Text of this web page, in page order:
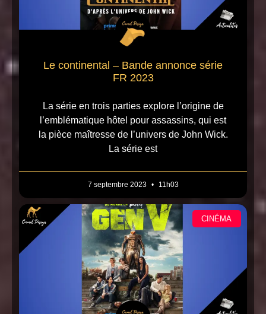
Le continental – Bande annonce série
FR 2023
La série en trois parties explore l’origine de
l’emblématique hôtel pour assassins, qui est
la pièce maîtresse de l’univers de John Wick.
La série est
7 septembre 2023 11h03
CINÉMA